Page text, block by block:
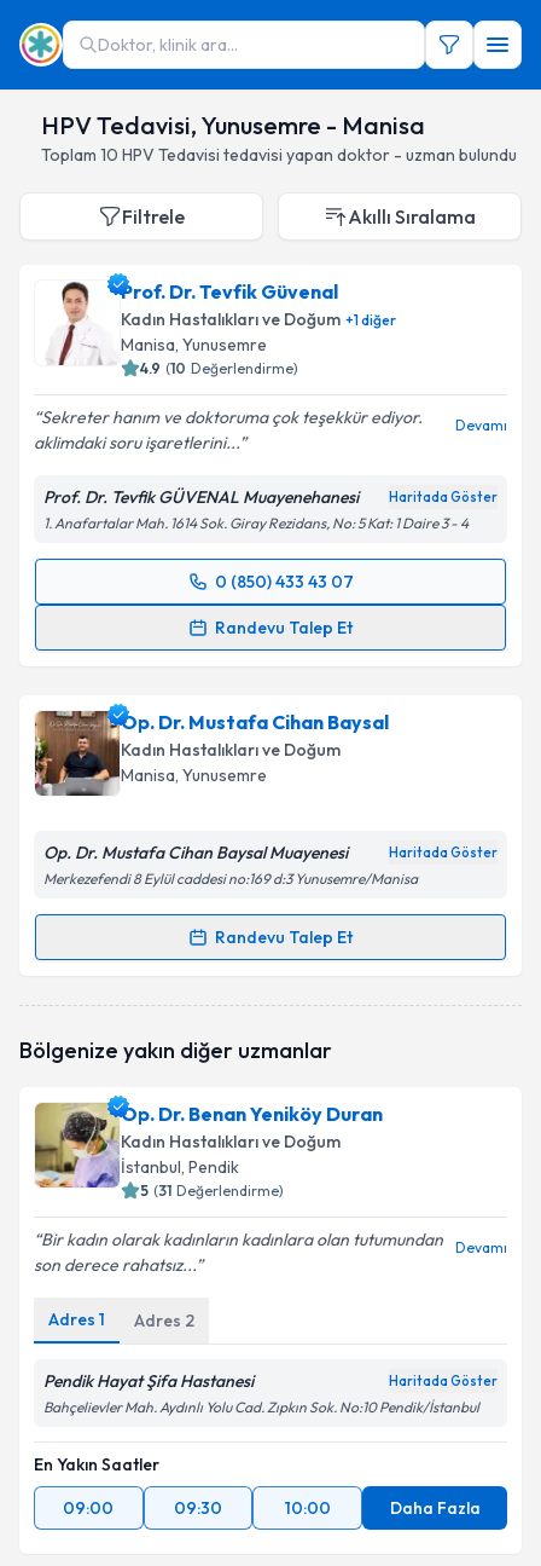
Doktor, klinik ara...
HPV Tedavisi, Yunusemre - Manisa
Toplam 10 HPV Tedavisi tedavisi yapan doktor - uzman bulundu
Filtrele Akıllı Sıralama
Prof. Dr. Tevfik Güvenal
Kadın Hastalıkları ve Doğum +1diğer
Manisa, Yunusemre
4.9 (10 Değerlendirme)
Sekreter hanım ve doktoruma çok teşekkür ediyor.
aklimdaki soru işaretlerini...
Devamı
Prof. Dr. Tevfik GÜVENAL Muayenehanesi Haritada Göster
1. Anafartalar Mah. 1614 Sok. Giray Rezidans, No: 5 Kat: 1 Daire 3 - 4
0 (850) 433 43 07
Randevu Talep Et
Randevu Takvimi Talebi
takvim hazırlandığında e-posta ile bilgilendireceğiz.
E-posta Adresiniz
Kişisel verilerimin işlenmesine ilişkinAydınlatma
Metni'ni okudum ve kişisel verilerimin belirtilen
kapsamda işlenmesini kabul ediyorum.
Takvim Talebini Gönder
Op. Dr. Mustafa Cihan Baysal
Kadın Hastalıkları ve Doğum
Manisa, Yunusemre
Op. Dr. Mustafa Cihan Baysal Muayenesi Haritada Göster
Merkezefendi 8 Eylül caddesi no:169 d:3 Yunusemre/Manisa
Randevu Talep Et
Randevu Takvimi Talebi
talebi oluşturun. Size bu uzmandan randevu almanız
bilgilendireceğiz.
E-posta Adresiniz
Kişisel verilerimin işlenmesine ilişkin
kapsamda işlenmesini kabul ediyorum.
Takvim Talebini Gönder
Bölgenize yakın diğer uzmanlar
Op. Dr. Benan Yeniköy Duran
Kadın Hastalıkları ve Doğum
İstanbul, Pendik
5 (31 Değerlendirme)
Bir kadın olarak kadınların kadınlara olan tutumundan
son derece rahatsız...
Devamı
Adres 1 Adres 2
Pendik Hayat Şifa Hastanesi Haritada Göster
Bahçelievler Mah. Aydınlı Yolu Cad. Zıpkın Sok. No:10 Pendik/İstanbul
En Yakın Saatler
09:00
09:30 10:00 Daha Fazla